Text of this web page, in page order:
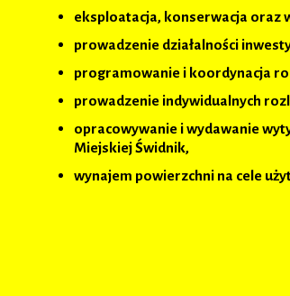
eksploatacja, konserwacja oraz
prowadzenie działalności
programowanie i koordynacja
prowadzenie indywidualnych
opracowywanie i wydawanie
Miejskiej Świdnik,
wynajem powierzchni na cele